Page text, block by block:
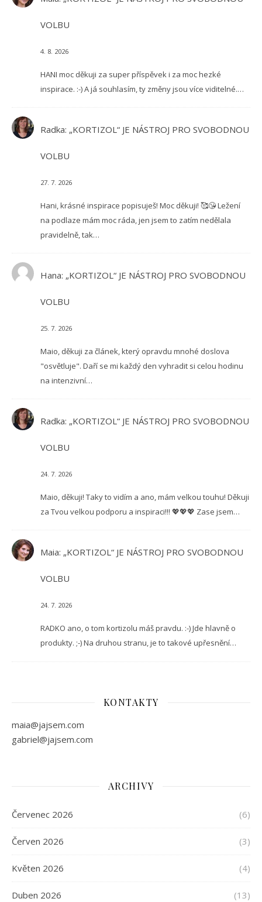
VOLBU
4. 8. 2026
HANI moc děkuji za super příspěvek i za moc hezké
inspirace. :-) A já souhlasím, ty změny jsou více viditelné.…
Radka: „KORTIZOL“ JE NÁSTROJ PRO SVOBODNOU
VOLBU
27. 7. 2026
Hani, krásné inspirace popisuješ! Moc děkuji! 🥰😘 Ležení
na podlaze mám moc ráda, jen jsem to zatím nedělala
pravidelně, tak…
Hana: „KORTIZOL“ JE NÁSTROJ PRO SVOBODNOU
VOLBU
25. 7. 2026
Maio, děkuji za článek, který opravdu mnohé doslova
"osvětluje". Daří se mi každý den vyhradit si celou hodinu
na intenzivní…
Radka: „KORTIZOL“ JE NÁSTROJ PRO SVOBODNOU
VOLBU
24. 7. 2026
Maio, děkuji! Taky to vidím a ano, mám velkou touhu! Děkuji
za Tvou velkou podporu a inspiraci!!! 💖💖💖 Zase jsem…
Maia: „KORTIZOL“ JE NÁSTROJ PRO SVOBODNOU
VOLBU
24. 7. 2026
RADKO ano, o tom kortizolu máš pravdu. :-) Jde hlavně o
produkty. ;-) Na druhou stranu, je to takové upřesnění…
KONTAKTY
maia@jajsem.com
gabriel@jajsem.com
ARCHIVY
Červenec 2026 (6)
Červen 2026 (3)
Květen 2026 (4)
Duben 2026 (13)